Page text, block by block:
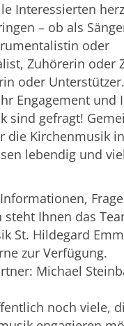
Interessierten
– ob als
oder
Zuhörerin oder
oder Unterstützer.
Engagement und
sind gefragt!
die Kirchenmusik in
lebendig und
steht Ihnen das
St. Hildegard
zur Verfügung.
Michael
noch viele,